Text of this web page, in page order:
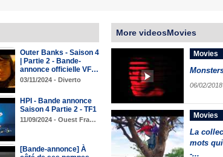
Outer Banks - Saison 4
| Partie 2 - Bande-
annonce officielle VF…
03/11/2024 - Diverto
HPI - Bande annonce
Saison 4 Partie 2 - TF1
11/09/2024 - Ouest Fra…
[Bande-annonce] À
More videosMovies
Movies
06/02/
Movies
La
mots
-...